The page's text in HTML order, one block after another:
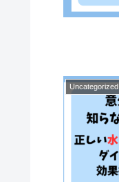
Uncategorized